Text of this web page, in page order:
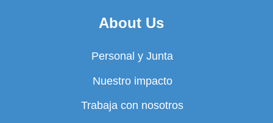
About Us
Personal y Junta
Nuestro impacto
Trabaja con nosotros